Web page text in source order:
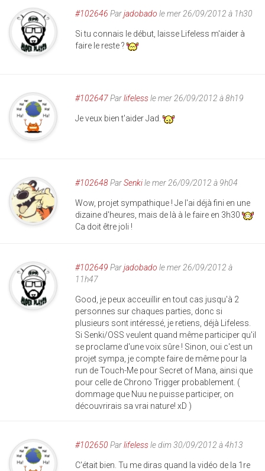
#102646 Parjadobado le mer 26/09/2012 à 1h30
Si tu connais le début, laisse Lifeless m'aider à
faire le reste ?
#102647Parlifelessle mer 26/09/2012 à 8h19
Je veux bien t'aider Jad.
#102648ParSenkile mer 26/09/2012 à 9h04
Wow, projet sympathique ! Je l'ai déjà fini en une
dizaine d'heures, mais de là à le faire en 3h30
Ca doit être joli !
#102649 Parjadobado le mer 26/09/2012 à
11h47
Good, je peux acceuillir en tout cas jusqu'à 2
personnes sur chaques parties, donc si
plusieurs sont intéressé, je retiens, déjà Lifeless.
Si Senki/OSS veulent quand même participer qu'il
se proclame d'une voix sûre ! Sinon, oui c'est un
projet sympa, je compte faire de même pour la
run de Touch-Me pour Secret of Mana, ainsi que
pour celle de Chrono Trigger probablement. (
dommage que Nuu ne puisse participer, on
découvrirais sa vrai nature! xD )
#102650 Parlifelessle dim 30/09/2012 à 4h13
C'était bien. Tu me diras quand la vidéo de la 1re